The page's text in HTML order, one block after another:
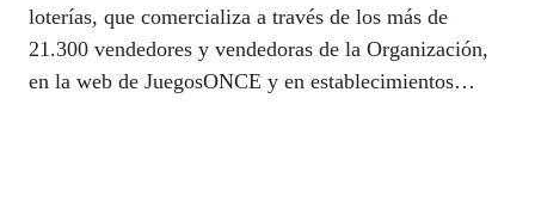
loterías, que comercializa a través de los más de
21.300 vendedores y vendedoras de la Organización,
en la web de JuegosONCE y en establecimientos